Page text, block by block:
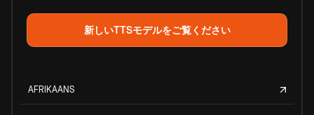
新しいTTSモデルをご覧ください
AFRIKAANS